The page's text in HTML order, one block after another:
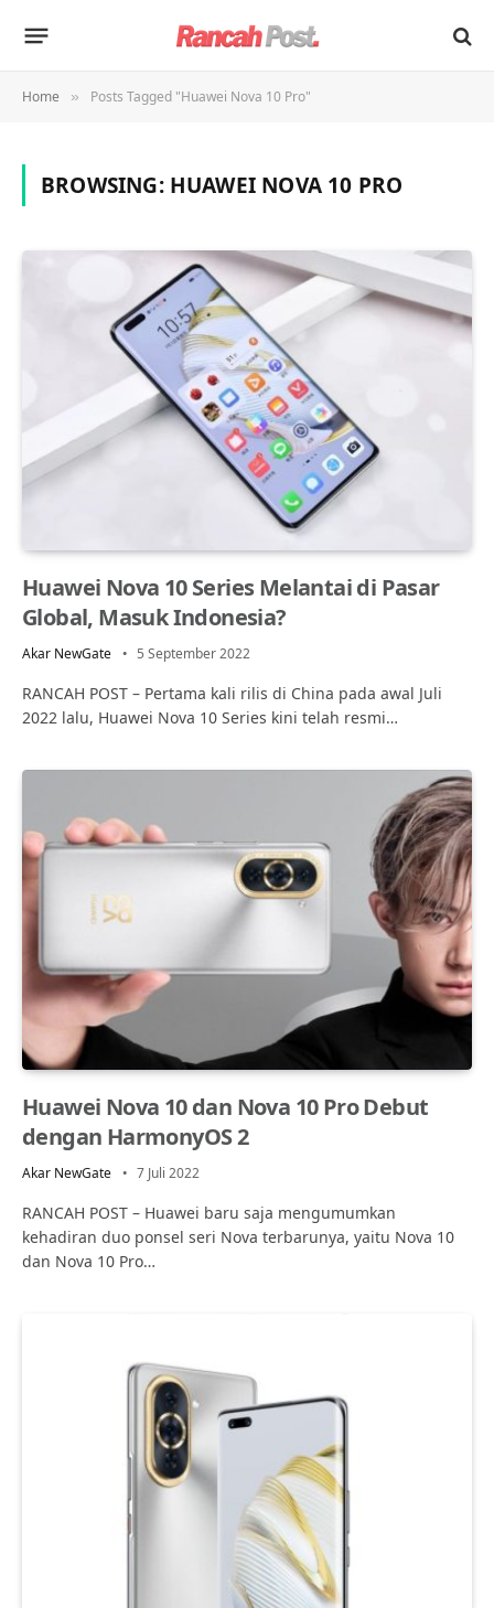
Home » Posts Tagged "Huawei Nova 10 Pro"
BROWSING: HUAWEI NOVA 10 PRO
Huawei Nova 10 Series Melantai di Pasar
Global, Masuk Indonesia?
Akar NewGate 5 September 2022
RANCAH POST – Pertama kali rilis di China pada awal Juli
2022 lalu, Huawei Nova 10 Series kini telah resmi…
Huawei Nova 10 dan Nova 10 Pro Debut
dengan HarmonyOS 2
Akar NewGate 7 Juli 2022
RANCAH POST – Huawei baru saja mengumumkan
kehadiran duo ponsel seri Nova terbarunya, yaitu Nova 10
dan Nova 10 Pro…